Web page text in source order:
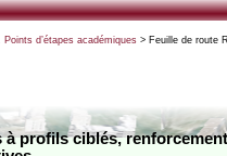
Points d’étapes académiques> Feuille de route
profils ciblés,